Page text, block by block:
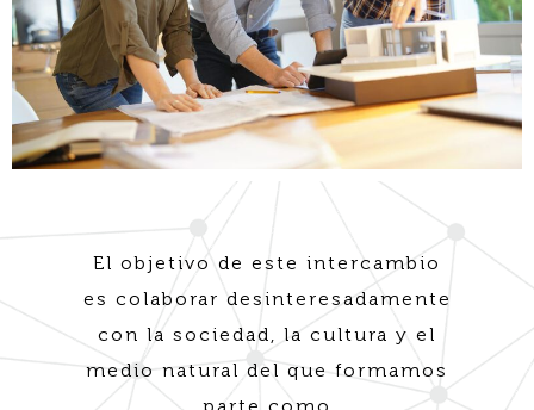
El objetivo de este intercambio
es colaborar desinteresadamente
con la sociedad, la cultura y el
medio natural del que formamos